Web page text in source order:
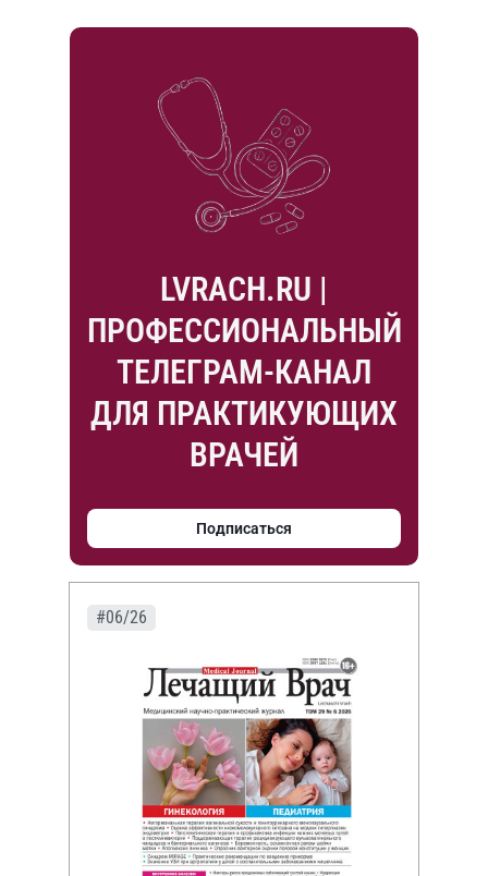
LVRACH.RU |
ПРОФЕССИОНАЛЬНЫЙ
ТЕЛЕГРАМ-КАНАЛ
ДЛЯ ПРАКТИКУЮЩИХ
ВРАЧЕЙ
Подписаться
#06/26